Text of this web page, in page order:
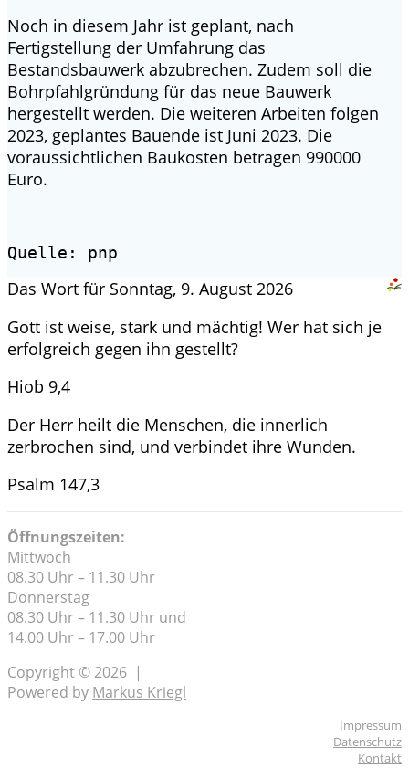
Noch in diesem Jahr ist geplant, nach
Fertigstellung der Umfahrung das
Bestandsbauwerk abzubrechen. Zudem soll die
Bohrpfahlgründung für das neue Bauwerk
hergestellt werden. Die weiteren Arbeiten folgen
2023, geplantes Bauende ist Juni 2023. Die
voraussichtlichen Baukosten betragen 990000
Euro.
Quelle: pnp
Das Wort für Sonntag, 9. August 2026
Gott ist weise, stark und mächtig! Wer hat sich je
erfolgreich gegen ihn gestellt?
Hiob 9,4
Der Herr heilt die Menschen, die innerlich
zerbrochen sind, und verbindet ihre Wunden.
Psalm 147,3
Öffnungszeiten:
Mittwoch
08.30 Uhr – 11.30 Uhr
Donnerstag
08.30 Uhr – 11.30 Uhr und
14.00 Uhr – 17.00 Uhr
Copyright © 2026 |
Powered by Markus Kriegl
Impressum
Datenschutz
Kontakt